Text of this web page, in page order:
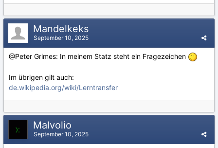
Mandelkeks
September 10, 2025
@Peter Grimes: In meinem Statz steht ein Fragezeichen
Im übrigen gilt auch:
de.wikipedia.org/wiki/Lerntransfer
Malvolio
September 10, 2025